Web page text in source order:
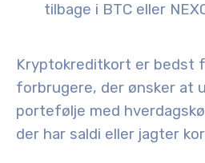
tilbage i BTC eller
Kryptokreditkort er bedst
forbrugere, der ønsker at
portefølje med
der har saldi eller jagter